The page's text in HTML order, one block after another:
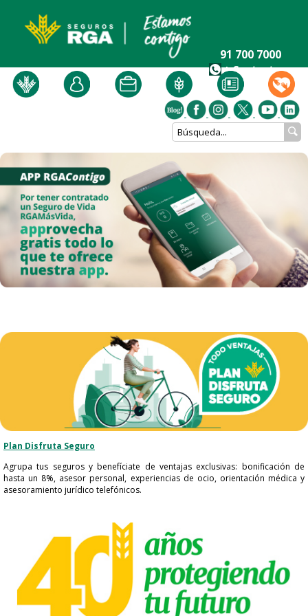
91 700 7000
+ Contacto
Plan Disfruta Seguro​
Agrupa tus seguros y benefíciate de ventajas exclusivas: bonificación de
hasta un 8%, asesor personal, experiencias de ocio, orientación médica y
asesoramiento jurídico telefónicos.